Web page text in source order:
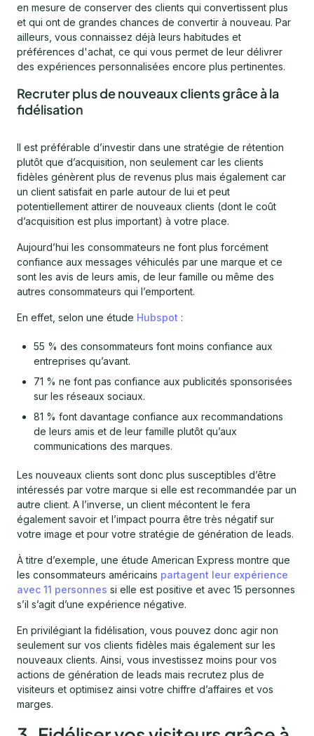
en mesure de conserver des clients qui convertissent plus
et qui ont de grandes chances de convertir à nouveau. Par
ailleurs, vous connaissez déjà leurs habitudes et
préférences d'achat, ce qui vous permet de leur délivrer
des expériences personnalisées encore plus pertinentes.
Recruter plus de nouveaux clients grâce à la
fidélisation
Il est préférable d’investir dans une stratégie de rétention
plutôt que d’acquisition, non seulement car les clients
fidèles génèrent plus de revenus plus mais également car
un client satisfait en parle autour de lui et peut
potentiellement attirer de nouveaux clients (dont le coût
d’acquisition est plus important) à votre place.
Aujourd’hui les consommateurs ne font plus forcément
confiance aux messages véhiculés par une marque et ce
sont les avis de leurs amis, de leur famille ou même des
autres consommateurs qui l’emportent.
En effet, selon une étude Hubspot :
55 % des consommateurs font moins confiance aux
entreprises qu’avant.
71 % ne font pas confiance aux publicités sponsorisées
sur les réseaux sociaux.
81 % font davantage confiance aux recommandations
de leurs amis et de leur famille plutôt qu’aux
communications des marques.
Les nouveaux clients sont donc plus susceptibles d’être
intéressés par votre marque si elle est recommandée par un
autre client. A l’inverse, un client mécontent le fera
également savoir et l’impact pourra être très négatif sur
votre image et pour votre stratégie de génération de leads.
À titre d’exemple, une étude American Express montre que
les consommateurs américains partagent leur expérience
avec 11 personnes si elle est positive et avec 15 personnes
s’il s’agit d’une expérience négative.
En privilégiant la fidélisation, vous pouvez donc agir non
seulement sur vos clients fidèles mais également sur les
nouveaux clients. Ainsi, vous investissez moins pour vos
actions de génération de leads mais recrutez plus de
visiteurs et optimisez ainsi votre chiffre d’affaires et vos
marges.